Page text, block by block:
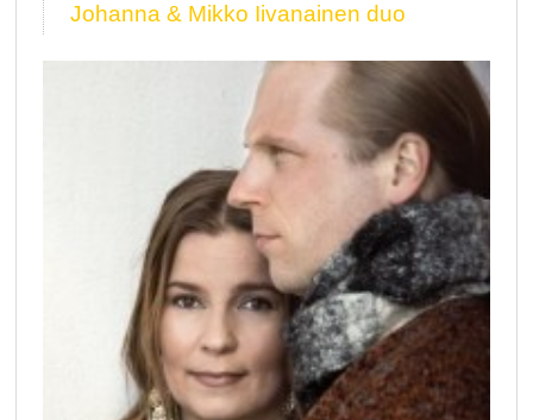
Johanna & Mikko Iivanainen duo